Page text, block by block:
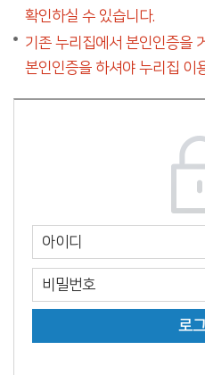
확인하실 수 있습니다.
기존 누리집에서 본인인증을
본인인증을 하셔야 누리집 이